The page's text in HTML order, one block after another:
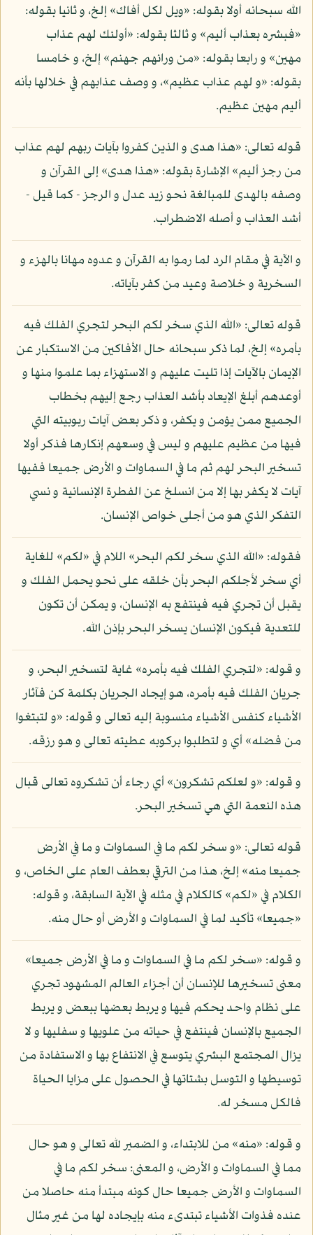
الله سبحانه أولا بقوله: «ويل لكل أفاك» إلخ، و ثانيا بقوله:
«فبشره بعذاب أليم» و ثالثا بقوله: «أولئك لهم عذاب
مهين» و رابعا بقوله: «من ورائهم جهنم» إلخ، و خامسا
بقوله: «و لهم عذاب عظيم»، و وصف عذابهم في خلالها بأنه
أليم مهين عظيم.
قوله تعالى: «هذا هدى و الذين كفروا بآيات ربهم لهم عذاب
من رجز أليم» الإشارة بقوله: «هذا هدى» إلى القرآن و
وصفه بالهدى للمبالغة نحو زيد عدل و الرجز - كما قيل -
أشد العذاب و أصله الاضطراب.
و الآية في مقام الرد لما رموا به القرآن و عدوه مهانا بالهزء و
السخرية و خلاصة وعيد من كفر بآياته.
قوله تعالى: «الله الذي سخر لكم البحر لتجري الفلك فيه
بأمره» إلخ، لما ذكر سبحانه حال الأفاكين من الاستكبار عن
الإيمان بالآيات إذا تليت عليهم و الاستهزاء بما علموا منها و
أوعدهم أبلغ الإيعاد بأشد العذاب رجع إليهم بخطاب
الجميع ممن يؤمن و يكفر، و ذكر بعض آيات ربوبيته التي
فيها من عظيم عليهم و ليس في وسعهم إنكارها فذكر أولا
تسخير البحر لهم ثم ما في السماوات و الأرض جميعا ففيها
آيات لا يكفر بها إلا من انسلخ عن الفطرة الإنسانية و نسي
التفكر الذي هو من أجلى خواص الإنسان.
فقوله: «الله الذي سخر لكم البحر» اللام في «لكم» للغاية
أي سخر لأجلكم البحر بأن خلقه على نحو يحمل الفلك و
يقبل أن تجري فيه فينتفع به الإنسان، و يمكن أن تكون
للتعدية فيكون الإنسان يسخر البحر بإذن الله.
و قوله: «لتجري الفلك فيه بأمره» غاية لتسخير البحر، و
جريان الفلك فيه بأمره، هو إيجاد الجريان بكلمة كن فآثار
الأشياء كنفس الأشياء منسوبة إليه تعالى و قوله: «و لتبتغوا
من فضله» أي و لتطلبوا بركوبه عطيته تعالى و هو رزقه.
و قوله: «و لعلكم تشكرون» أي رجاء أن تشكروه تعالى قبال
هذه النعمة التي هي تسخير البحر.
قوله تعالى: «و سخر لكم ما في السماوات و ما في الأرض
جميعا منه» إلخ، هذا من الترقي بعطف العام على الخاص، و
الكلام في «لكم» كالكلام في مثله في الآية السابقة، و قوله:
«جميعا» تأكيد لما في السماوات و الأرض أو حال منه.
و قوله: «سخر لكم ما في السماوات و ما في الأرض جميعا»
معنى تسخيرها للإنسان أن أجزاء العالم المشهود تجري
على نظام واحد يحكم فيها و يربط بعضها ببعض و يربط
الجميع بالإنسان فينتفع في حياته من علويها و سفليها و لا
يزال المجتمع البشري يتوسع في الانتفاع بها و الاستفادة من
توسيطها و التوسل بشتاتها في الحصول على مزايا الحياة
فالكل مسخر له.
و قوله: «منه» من للابتداء، و الضمير لله تعالى و هو حال
مما في السماوات و الأرض، و المعنى: سخر لكم ما في
السماوات و الأرض جميعا حال كونه مبتدأ منه حاصلا من
عنده فذوات الأشياء تبتدىء منه بإيجاده لها من غير مثال